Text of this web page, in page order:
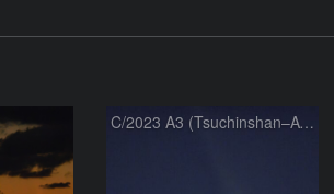
C/2023 A3 (Tsuchinshan–ATLAS)